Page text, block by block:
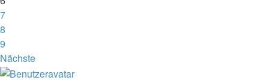
7
8
9
Nächste